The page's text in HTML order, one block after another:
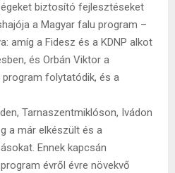
biztosító fejlesztéseket
a Magyar falu program –
amíg a Fidesz és a KDNP alkot
és Orbán Viktor a
folytatódik, és a
Tarnaszentmiklóson, Ivádon
a már elkészült és a
Ennek kapcsán
évről évre növekvő